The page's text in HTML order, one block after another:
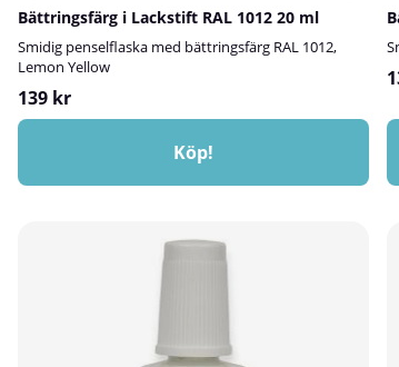
Bättringsfärg i Lackstift RAL 1012 20 ml
Smidig penselflaska med bättringsfärg RAL 1012,
Lemon Yellow
139 kr
Köp!